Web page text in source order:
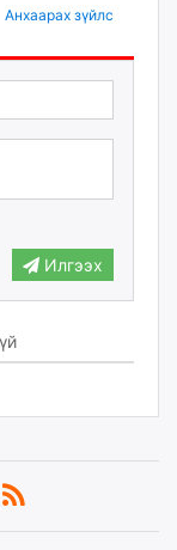
Анхаарах зүйлс
Илгээх